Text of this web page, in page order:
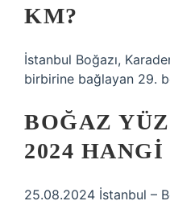
KM?
İstanbul Boğazı,
birbirine bağlayan 29.
BOĞAZ
2024
25.08.2024 İstanbul –